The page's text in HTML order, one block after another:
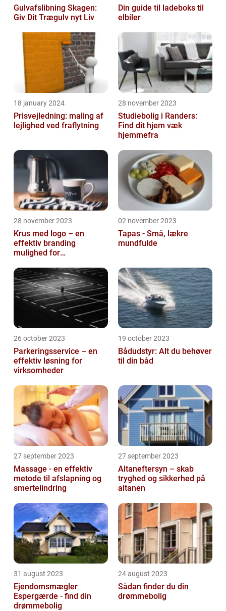
Gulvafslibning Skagen:
Giv Dit Trægulv nyt Liv
Din guide til ladeboks til
elbiler
18 january 2024
Prisvejledning: maling af
lejlighed ved fraflytning
28 november 2023
Studiebolig i Randers:
Find dit hjem væk
hjemmefra
28 november 2023
Krus med logo – en
effektiv branding
mulighed for
02 november 2023
Tapas - Små, lækre
mundfulde
26 october 2023
Parkeringsservice – en
effektiv løsning for
virksomheder
19 october 2023
Bådudstyr: Alt du behøver
til din båd
27 september 2023
Massage - en effektiv
metode til afslapning og
smertelindring
27 september 2023
Altaneftersyn – skab
tryghed og sikkerhed på
altanen
31 august 2023
Ejendomsmægler
Espergærde - find din
drømmebolig
24 august 2023
Sådan finder du din
drømmebolig